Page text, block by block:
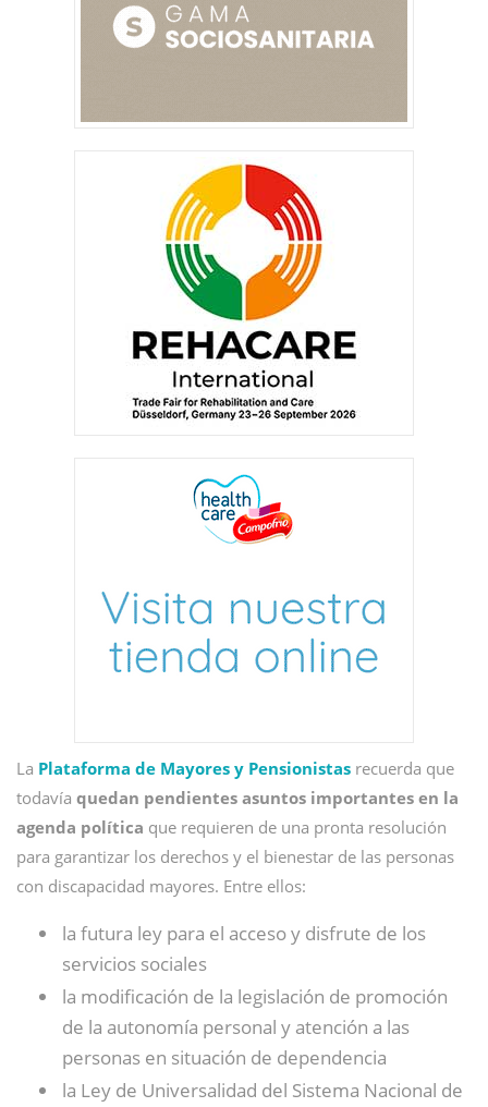
La Plataforma de Mayores y Pensionistas recuerda que
todavía quedan pendientes asuntos importantes en la
agenda política que requieren de una pronta resolución
para garantizar los derechos y el bienestar de las personas
con discapacidad mayores. Entre ellos:
la futura ley para el acceso y disfrute de los
servicios sociales
la modificación de la legislación de promoción
de la autonomía personal y atención a las
personas en situación de dependencia
la Ley de Universalidad del Sistema Nacional de